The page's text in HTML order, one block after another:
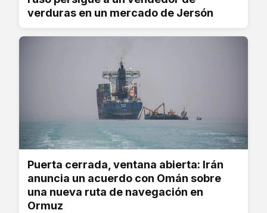
verduras en un mercado de Jersón
Puerta cerrada, ventana abierta: Irán
anuncia un acuerdo con Omán sobre
una nueva ruta de navegación en
Ormuz